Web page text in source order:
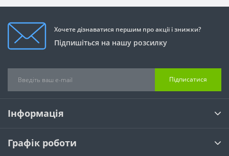
Хочете дізнаватися першим про акції і знижки?
Підпишіться на нашу розсилку
Підписатися
Інформація
Графік роботи